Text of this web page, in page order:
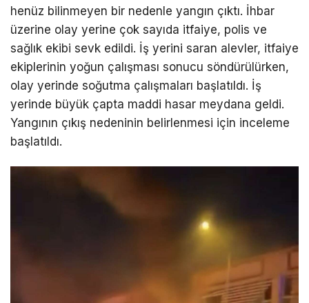
henüz bilinmeyen bir nedenle yangın çıktı. İhbar
üzerine olay yerine çok sayıda itfaiye, polis ve
sağlık ekibi sevk edildi. İş yerini saran alevler, itfaiye
ekiplerinin yoğun çalışması sonucu söndürülürken,
olay yerinde soğutma çalışmaları başlatıldı. İş
yerinde büyük çapta maddi hasar meydana geldi.
Yangının çıkış nedeninin belirlenmesi için inceleme
başlatıldı.